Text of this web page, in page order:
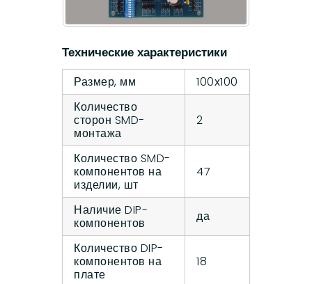
Технические характеристики
Размер, мм
100х100
Количество
сторон SMD-
монтажа
2
Количество SMD-
компонентов на
изделии, шт
47
Наличие DIP-
компонентов
да
Количество DIP-
компонентов на
плате
18